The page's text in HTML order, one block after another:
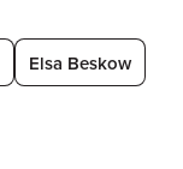
Elsa Beskow